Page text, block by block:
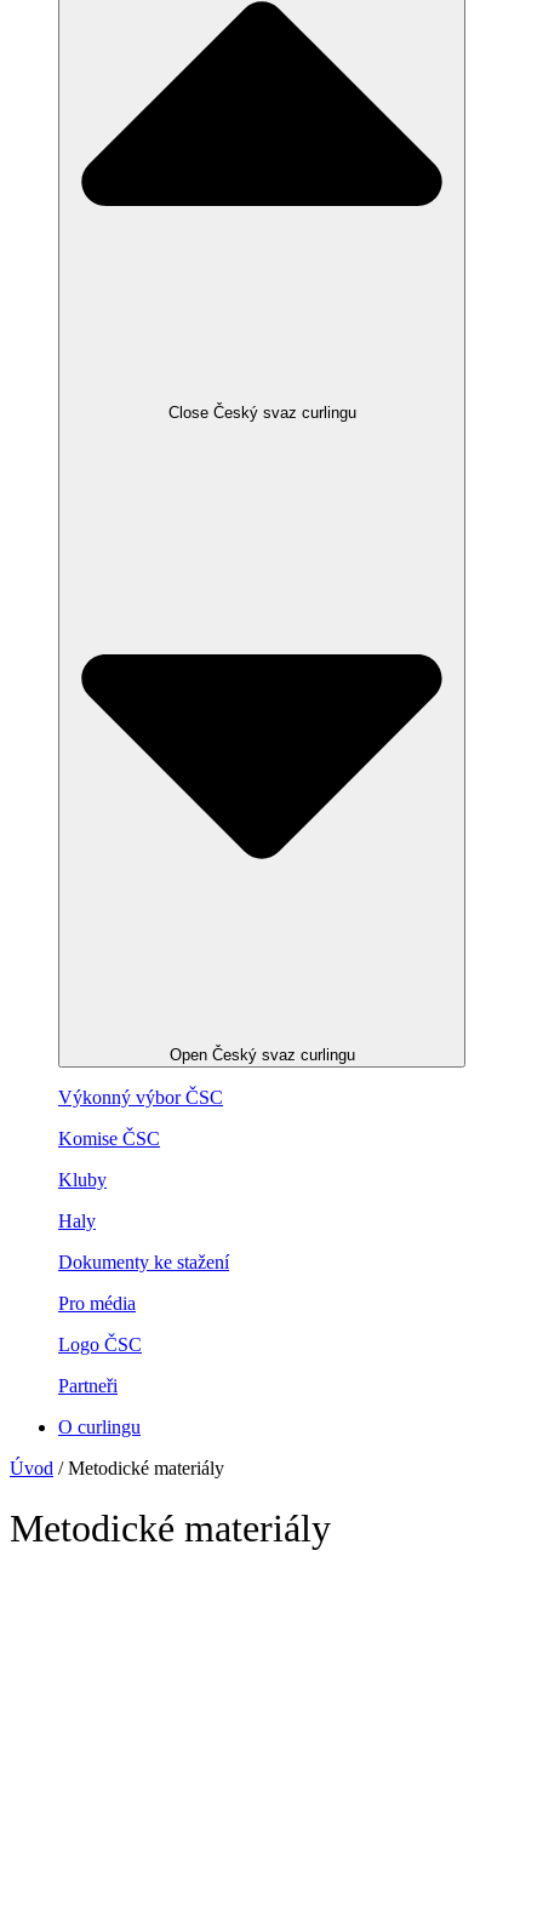
Close Český svaz curlingu
Open Český svaz curlingu
Výkonný výbor ČSC
Komise ČSC
Kluby
Haly
Dokumenty ke stažení
Pro média
Logo ČSC
Partneři
O curlingu
Úvod /Metodické materiály
Metodické materiály